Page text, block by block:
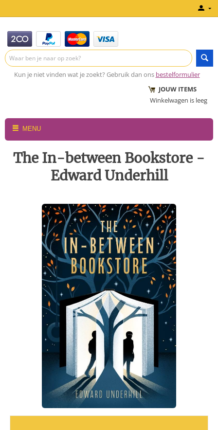
Kun je niet vinden wat je zoekt? Gebruik dan ons bestelformulier
JOUW ITEMS
Winkelwagen is leeg
MENU
The In-between Bookstore -
Edward Underhill